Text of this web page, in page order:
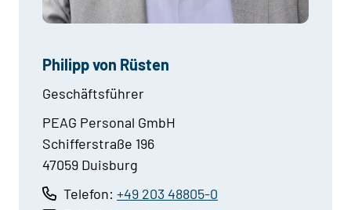
Philipp von Rüsten
Geschäftsführer
PEAG Personal GmbH
Schifferstraße 196
47059 Duisburg
Telefon: +49 203 48805-0